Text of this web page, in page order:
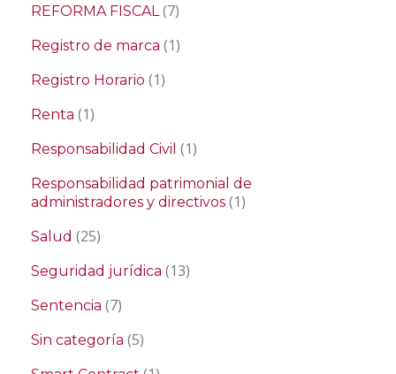
REFORMA FISCAL(7)
Registro de marca (1)
Registro Horario (1)
Renta (1)
Responsabilidad Civil (1)
Responsabilidad patrimonial de
administradores y directivos (1)
Salud (25)
Seguridad jurídica (13)
Sentencia (7)
Sin categoría (5)